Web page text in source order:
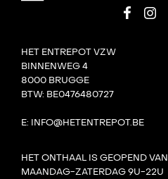
HET ENTREPOT VZW
BINNENWEG 4
8000 BRUGGE
BTW: BE0476480727
E: INFO@HETENTREPOT.BE
HET ONTHAAL IS GEOPEND VAN
MAANDAG-ZATERDAG 9U-22U